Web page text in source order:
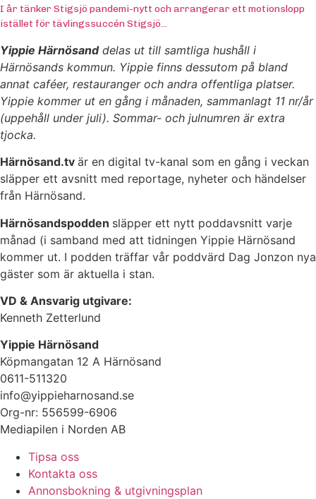
I år tänker Stigsjö pandemi-nytt och arrangerar ett motionslopp
istället för tävlingssuccén Stigsjö...
Yippie Härnösanddelas ut till samtliga hushåll i
Härnösands kommun. Yippie finns dessutom på bland
annat caféer, restauranger och andra offentliga platser.
Yippie kommer ut en gång i månaden, sammanlagt 11 nr/år
(uppehåll under juli). Sommar- och julnumren är extra
tjocka.
Härnösand.tv är en digital tv-kanal som en gång i veckan
släpper ett avsnitt med reportage, nyheter och händelser
från Härnösand.
Härnösandspodden släpper ett nytt poddavsnitt varje
månad (i samband med att tidningen Yippie Härnösand
kommer ut. I podden träffar vår poddvärd Dag Jonzon nya
gäster som är aktuella i stan.
VD & Ansvarig utgivare:
Kenneth Zetterlund
Yippie Härnösand
Köpmangatan 12 A Härnösand
0611-511320
info@yippieharnosand.se
Org-nr: 556599-6906
Mediapilen i Norden AB
Tipsa oss
Kontakta oss
Annonsbokning & utgivningsplan